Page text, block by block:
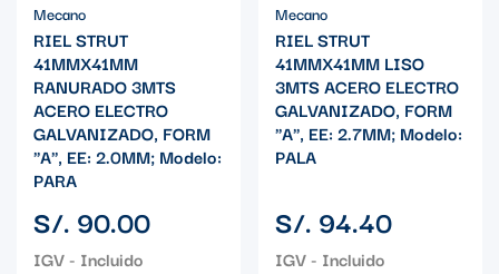
Mecano
RIEL STRUT
41MMX41MM
RANURADO 3MTS
ACERO ELECTRO
GALVANIZADO, FORM
"A", EE: 2.0MM; Modelo:
PARA
Precio
regular
S/. 90.00
Mecano
RIEL STRUT
41MMX41MM LISO
3MTS ACERO ELECTRO
GALVANIZADO, FORM
"A", EE: 2.7MM; Modelo:
PALA
Precio
regular
S/. 94.40